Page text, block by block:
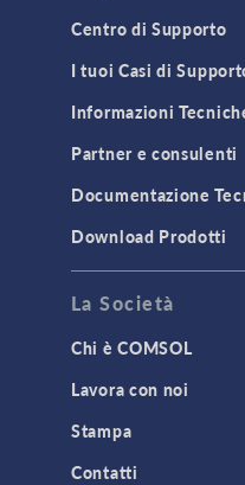
Centro di Supporto
I tuoi Casi di
Informazioni
Partner e consulenti
Documentazione
Download Prodotti
La Società
Chi è COMSOL
Lavora con noi
Stampa
Contatti